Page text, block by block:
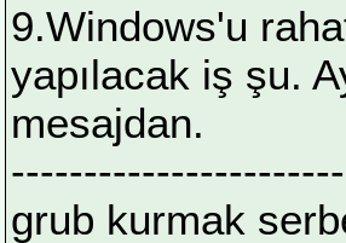
9.Windows'u
yapılacak iş şu.
mesajdan.
grub kurmak